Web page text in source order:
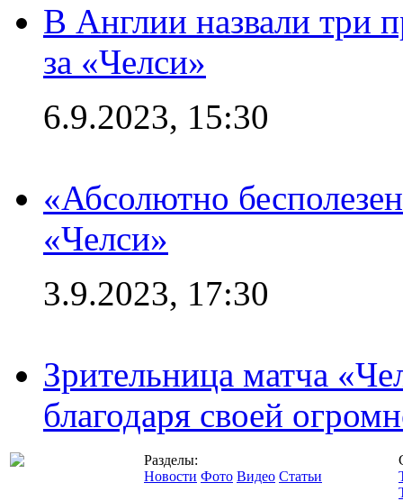
В Англии назвали три
за «Челси»
6.9.2023, 15:30
«Абсолютно
«Челси»
3.9.2023, 17:30
Зрительница матча
благодаря своей
Разделы:
Новости Фото Видео Статьи